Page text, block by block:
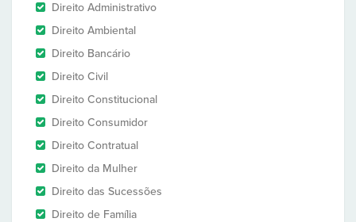
Direito Administrativo
Direito Ambiental
Direito Bancário
Direito Civil
Direito Constitucional
Direito Consumidor
Direito Contratual
Direito da Mulher
Direito das Sucessões
Direito de Família